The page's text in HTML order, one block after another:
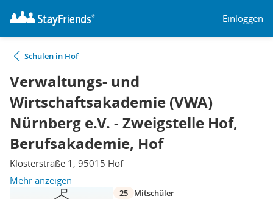
Einloggen
Schulen in Hof
Verwaltungs- und
Wirtschaftsakademie (VWA)
Nürnberg e.V. - Zweigstelle Hof,
Berufsakademie, Hof
Klosterstraße 1, 95015 Hof
Mehr anzeigen
25
Mitschüler